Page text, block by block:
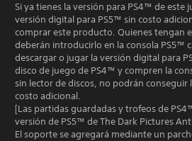
Si ya tienes la versión para PS4™ de este
versión digital para PS5™ sin costo
comprar este producto. Quienes tengan
deberán introducirlo en la consola PS5™
descargar o jugar la versión digital para
disco de juego de PS4™ y compren la
sin lector de discos, no podrán conseguir
costo adicional.
[Las partidas guardadas y trofeos de
versión de PS5™ de The Dark Pictures
El soporte se agregará mediante un